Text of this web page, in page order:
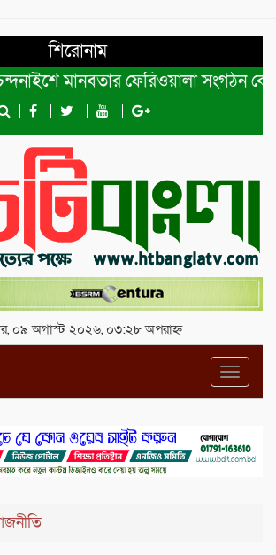
শিরোনাম
মানবতার ফেরিওয়ালা সংগঠন কেন্দ্রীয়
০৯ অগাস্ট ২০২৬, ০৩:২৮ অপরাহ্ন